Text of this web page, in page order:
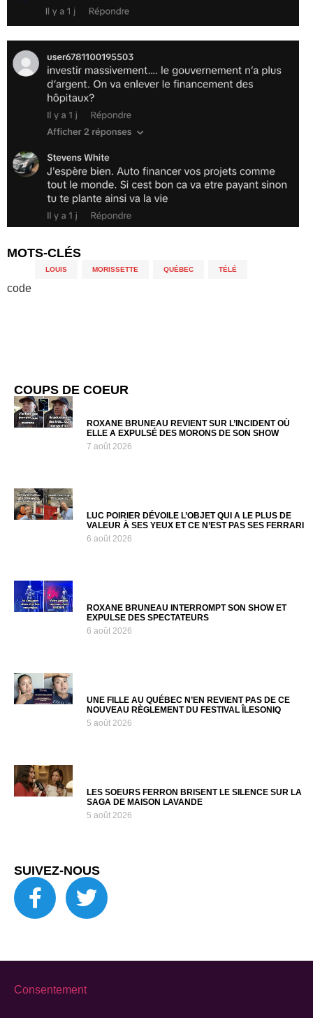
MOTS-CLÉS
LOUIS MORISSETTE QUÉBEC TÉLÉ
code
COUPS DE COEUR
ROXANE BRUNEAU REVIENT SUR L’INCIDENT OÙ
ELLE A EXPULSÉ DES MORONS DE SON SHOW
7 août 2026
LUC POIRIER DÉVOILE L’OBJET QUI A LE PLUS DE
VALEUR À SES YEUX ET CE N’EST PAS SES FERRARI
6 août 2026
ROXANE BRUNEAU INTERROMPT SON SHOW ET
EXPULSE DES SPECTATEURS
6 août 2026
UNE FILLE AU QUÉBEC N’EN REVIENT PAS DE CE
NOUVEAU RÈGLEMENT DU FESTIVAL ÎLESONIQ
5 août 2026
LES SOEURS FERRON BRISENT LE SILENCE SUR LA
SAGA DE MAISON LAVANDE
5 août 2026
SUIVEZ-NOUS
Consentement